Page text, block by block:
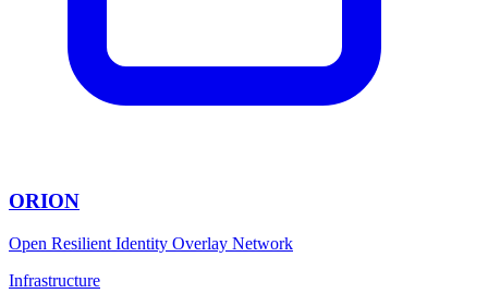
ORION
Open Resilient Identity Overlay Network
Infrastructure